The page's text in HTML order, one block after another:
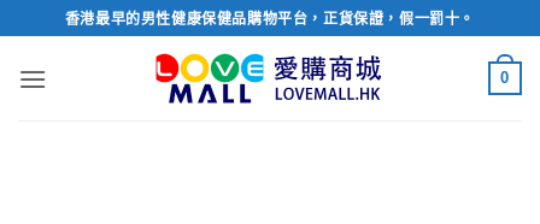
to
content
香港最早的男性健康保健品購物平台，正貨保證，假一罰十。
0